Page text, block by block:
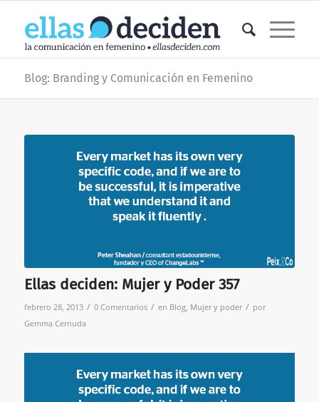
Blog: Branding y Comunicación en Femenino
Ellas deciden: Mujer y Poder 357
febrero 28, 2013 / 0 Comentarios / en Blog, Mujer y poder / por
Gemma Cernuda